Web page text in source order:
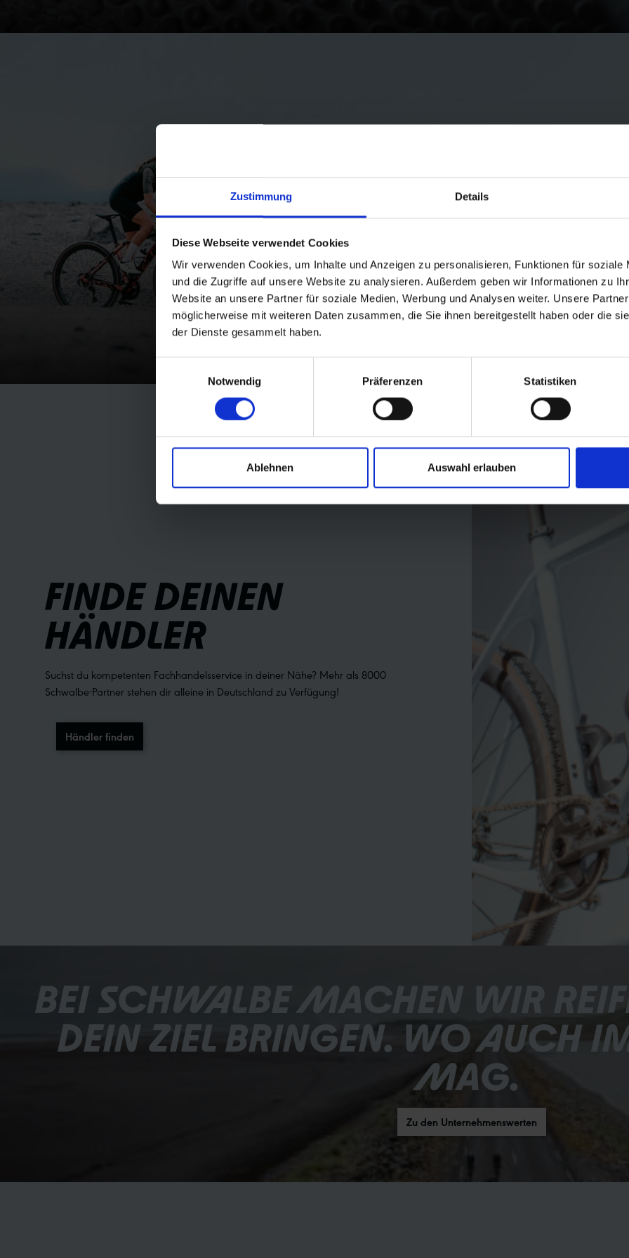
Zustimmung Details
Diese Webseite verwendet Cookies
Wir verwenden Cookies, um Inhalte und Anzeigen zu personalisieren, Funktionen für soziale
und die Zugriffe auf unsere Website zu analysieren. Außerdem geben wir Informationen zu
Website an unsere Partner für soziale Medien, Werbung und Analysen weiter. Unsere
möglicherweise mit weiteren Daten zusammen, die Sie ihnen bereitgestellt haben oder die
der Dienste gesammelt haben.
Notwendig
Präferenzen Statistiken
Ablehnen Auswahl erlauben
WE ARE
Erfahre mehr
FINDE DEINEN
HÄNDLER
Suchst du kompetenten Fachhandelsservice in deiner Nähe? Mehr als 8000
Schwalbe-Partner stehen dir alleine in Deutschland zu Verfügung!
Händler finden
BEI SCHWALBE MACHEN WIR
DEIN ZIEL BRINGEN. WO AUCH
MAG.
Zu den Unternehmenswerten